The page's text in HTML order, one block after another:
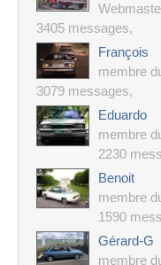
3405 messages,
François
membre
3079 messages,
Eduardo
membre
2230
Benoit
membre
1590
Gérard-G
membre